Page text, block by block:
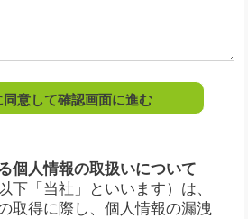
意して確認画面に進む
個人情報の取扱いについて
下「当社」といいます）は、
取得に際し、個人情報の漏洩